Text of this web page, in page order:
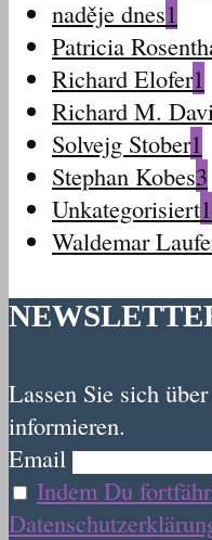
naděje dnes1
Patricia
Richard Elofer1
Richard M.
Solvejg Stober1
Stephan Kobes3
Unkategorisiert1
Waldemar
Lassen Sie sich
informieren.
Email
Indem Du